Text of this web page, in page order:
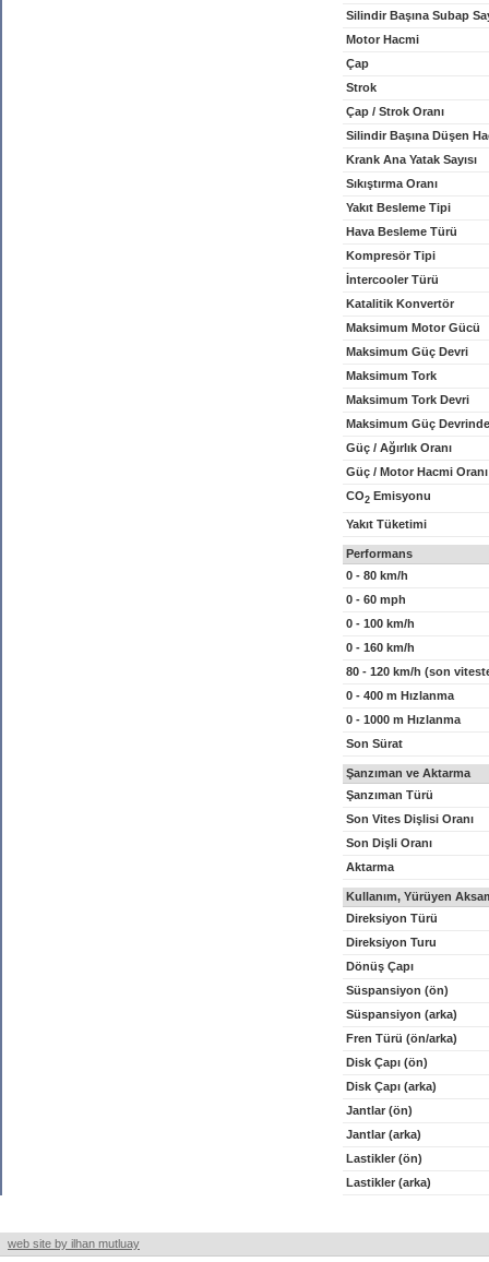
Silindir Başına Subap
Motor Hacmi
Çap
Strok
Çap / Strok Oranı
Silindir Başına Düşen
Krank Ana Yatak Sayısı
Sıkıştırma Oranı
Yakıt Besleme Tipi
Hava Besleme Türü
Kompresör Tipi
İntercooler Türü
Katalitik Konvertör
Maksimum Motor Gücü
Maksimum Güç Devri
Maksimum Tork
Maksimum Tork Devri
Maksimum Güç
Güç / Ağırlık Oranı
Güç / Motor Hacmi Oranı
CO2 Emisyonu
Yakıt Tüketimi
Performans
0 - 80 km/h
0 - 60 mph
0 - 100 km/h
0 - 160 km/h
80 - 120 km/h (son
0 - 400 m Hızlanma
0 - 1000 m Hızlanma
Son Sürat
Şanzıman ve Aktarma
Şanzıman Türü
Son Vites Dişlisi Oranı
Son Dişli Oranı
Aktarma
Kullanım, Yürüyen
Direksiyon Türü
Direksiyon Turu
Dönüş Çapı
Süspansiyon (ön)
Süspansiyon (arka)
Fren Türü (ön/arka)
Disk Çapı (ön)
Disk Çapı (arka)
Jantlar (ön)
Jantlar (arka)
Lastikler (ön)
Lastikler (arka)
web site by ilhan mutluay